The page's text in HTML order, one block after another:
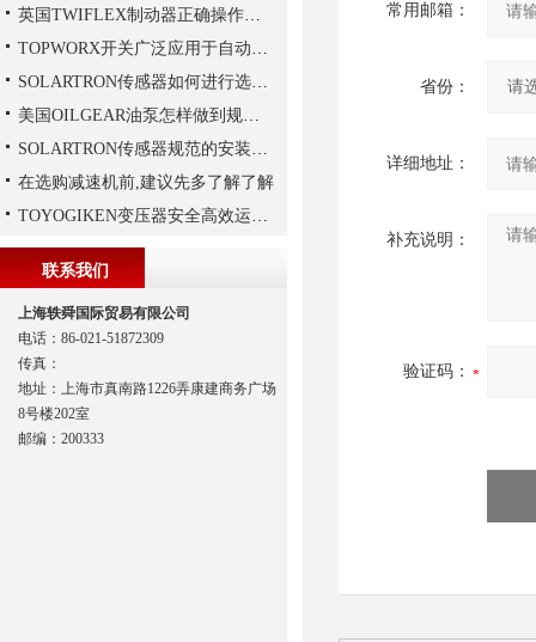
常用邮箱：
省份：
详细地址：
补充说明：
验证码：
英国TWIFLEX制动器正确操作方法
TOPWORX开关广泛应用于自动化控制领域
SOLARTRON传感器如何进行选择？
美国OILGEAR油泵怎样做到规范安装
SOLARTRON传感器规范的安装技巧
在选购减速机前,建议先多了解了解
TOYOGIKEN变压器安全高效运行指南：规范操作与长效维护
联系我们
上海轶舜国际贸易有限公司
电话：86-021-51872309
传真：
地址：上海市真南路1226弄康建商务广场
8号楼202室
邮编：200333